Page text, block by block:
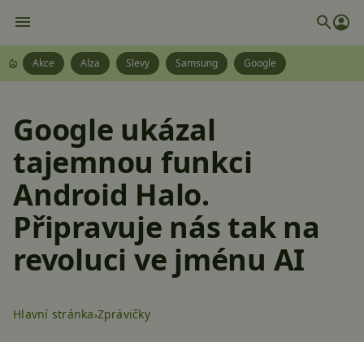
Akce Alza Slevy Samsung Google
Google ukázal
tajemnou funkci
Android Halo.
Připravuje nás tak na
revoluci ve jménu AI
Hlavní stránka Zprávičky